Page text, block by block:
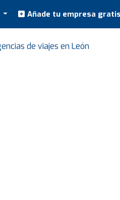
Añade tu empresa gratis
de viajes en León